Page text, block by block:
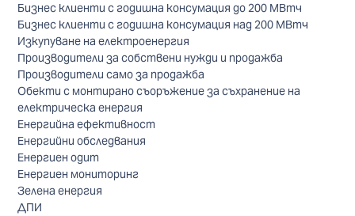
Бизнес клиенти с годишна консумация до 200 МВтч
Бизнес клиенти с годишна консумация над 200 МВтч
Изкупуване на електроенергия
Производители за собствени нужди и продажба
Производители само за продажба
Обекти с монтирано съоръжение за съхранение на
електрическа енергия
Енергийна ефективност
Енергийни обследвания
Енергиен одит
Енергиен мониторинг
Зелена енергия
ДПИ